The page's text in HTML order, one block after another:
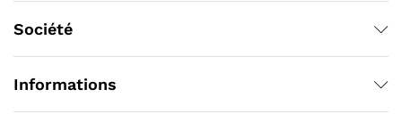
Société
Informations